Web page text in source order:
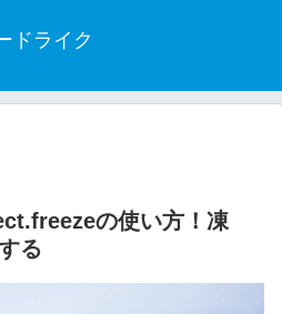
ドライク
の使い方！凍
る